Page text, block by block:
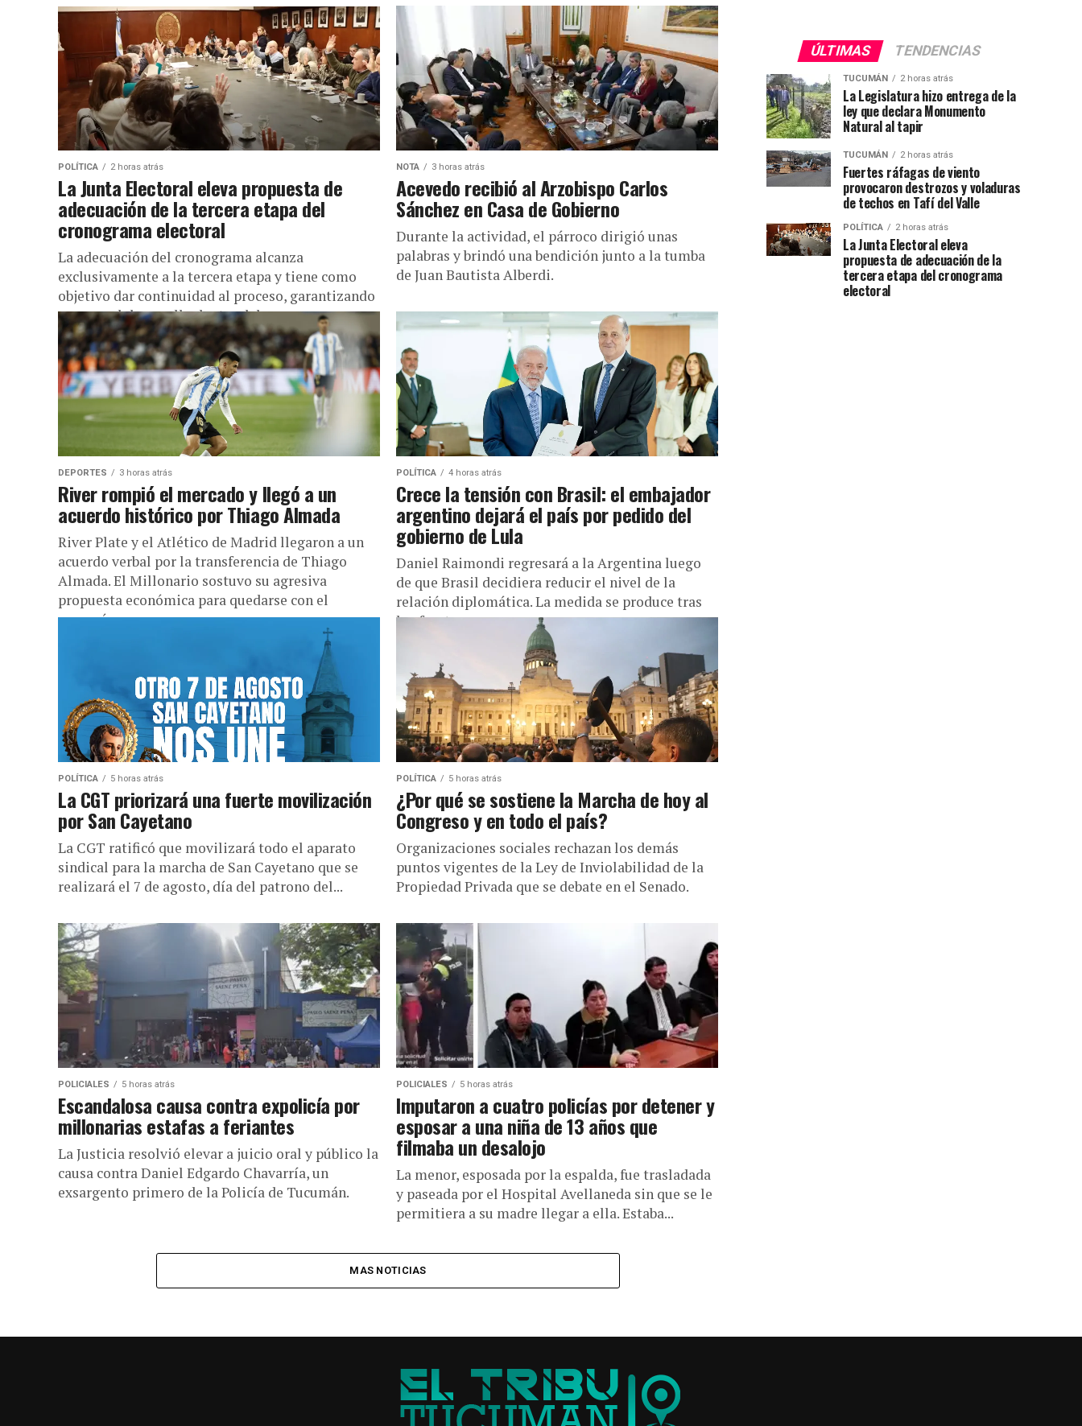
POLÍTICA 2 horas atrás
La Junta Electoral eleva propuesta de
adecuación de la tercera etapa del
cronograma electoral
La adecuación del cronograma alcanza
exclusivamente a la tercera etapa y tiene como
objetivo dar continuidad al proceso, garantizando
su normal desarrollo dentro del marco
institucional.
NOTA 3 horas atrás
Acevedo recibió al Arzobispo Carlos
Sánchez en Casa de Gobierno
Durante la actividad, el párroco dirigió unas
palabras y brindó una bendición junto a la tumba
de Juan Bautista Alberdi.
DEPORTES 3 horas atrás
River rompió el mercado y llegó a un
acuerdo histórico por Thiago Almada
River Plate y el Atlético de Madrid llegaron a un
acuerdo verbal por la transferencia de Thiago
Almada. El Millonario sostuvo su agresiva
propuesta económica para quedarse con el
campeón...
POLÍTICA 4 horas atrás
Crece la tensión con Brasil: el embajador
argentino dejará el país por pedido del
gobierno de Lula
Daniel Raimondi regresará a la Argentina luego
de que Brasil decidiera reducir el nivel de la
relación diplomática. La medida se produce tras
los fuertes cruces...
POLÍTICA 5 horas atrás
La CGT priorizará una fuerte movilización
por San Cayetano
La CGT ratificó que movilizará todo el aparato
sindical para la marcha de San Cayetano que se
realizará el 7 de agosto, día del patrono del...
POLÍTICA 5 horas atrás
¿Por qué se sostiene la Marcha de hoy al
Congreso y en todo el país?
Organizaciones sociales rechazan los demás
puntos vigentes de la Ley de Inviolabilidad de la
Propiedad Privada que se debate en el Senado.
POLICIALES 5 horas atrás
Escandalosa causa contra expolicía por
millonarias estafas a feriantes
La Justicia resolvió elevar a juicio oral y público la
causa contra Daniel Edgardo Chavarría, un
exsargento primero de la Policía de Tucumán.
POLICIALES 5 horas atrás
Imputaron a cuatro policías por detener y
esposar a una niña de 13 años que
filmaba un desalojo
La menor, esposada por la espalda, fue trasladada
y paseada por el Hospital Avellaneda sin que se le
permitiera a su madre llegar a ella. Estaba...
MAS NOTICIAS
ÚLTIMAS TENDENCIAS
TUCUMÁN 2 horas atrás
La Legislatura hizo entrega de la
ley que declara Monumento
Natural al tapir
TUCUMÁN 2 horas atrás
Fuertes ráfagas de viento
provocaron destrozos y voladuras
de techos en Tafí del Valle
POLÍTICA 2 horas atrás
La Junta Electoral eleva
propuesta de adecuación de la
tercera etapa del cronograma
electoral